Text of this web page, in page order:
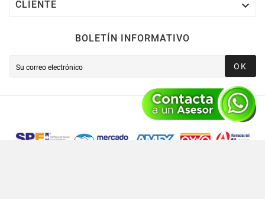
CLIENTE 
BOLETÍN INFORMATIVO
OK